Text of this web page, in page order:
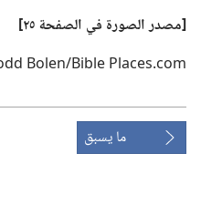
‏[مصدر الصورة في الصفحة ٢٥]‏
ما يسبق